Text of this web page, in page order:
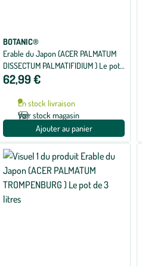
BOTANIC®
Erable du Japon (ACER PALMATUM
DISSECTUM PALMATIFIDIUM ) Le pot
de 7 litres
62,99 €
En stock livraison
Voir stock magasin
Ajouter au panier